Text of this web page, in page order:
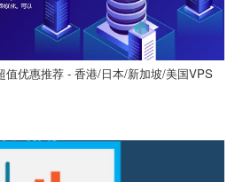
优惠推荐 - 香港/日本/新加坡/美国VPS